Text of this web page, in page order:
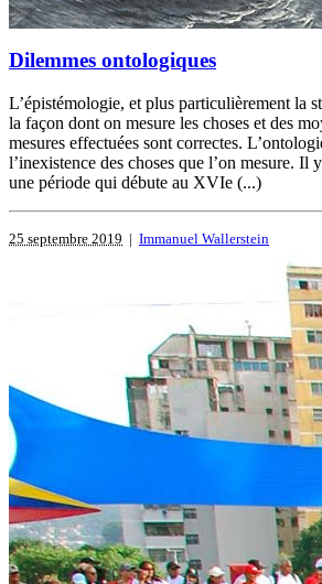
Dilemmes ontologiques
L’épistémologie, et plus particulièrement la
la façon dont on mesure les choses et des
mesures effectuées sont correctes.
l’inexistence des choses que l’on mesure. Il
une période qui débute au XVIe (...)
25 septembre 2019 | Immanuel Wallerstein